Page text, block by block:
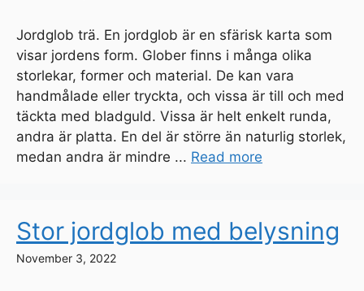
Jordglob trä. En jordglob är en sfärisk karta som
visar jordens form. Glober finns i många olika
storlekar, former och material. De kan vara
handmålade eller tryckta, och vissa är till och med
täckta med bladguld. Vissa är helt enkelt runda,
andra är platta. En del är större än naturlig storlek,
medan andra är mindre ... Read more
Stor jordglob med belysning
November 3, 2022